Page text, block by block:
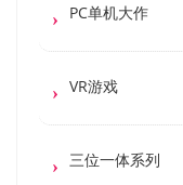
PC单机大作
VR游戏
三位一体系列